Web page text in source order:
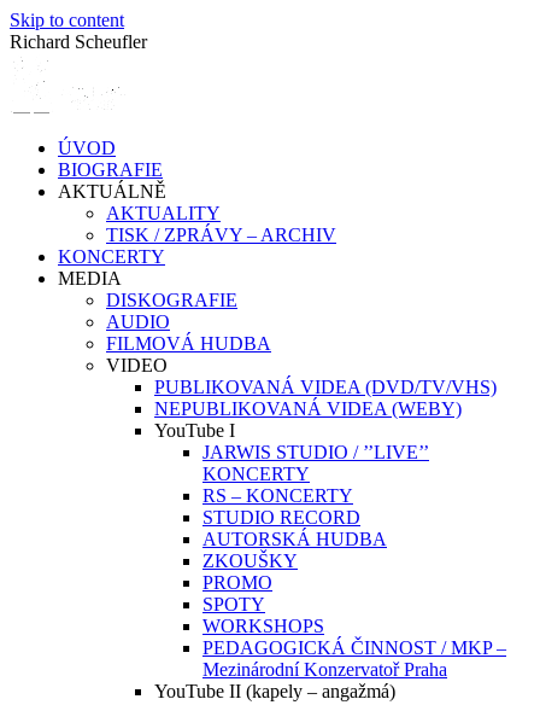
Skip to content
Richard Scheufler
ÚVOD
BIOGRAFIE
AKTUÁLNĚ
AKTUALITY
TISK / ZPRÁVY – ARCHIV
KONCERTY
MEDIA
DISKOGRAFIE
AUDIO
FILMOVÁ HUDBA
VIDEO
PUBLIKOVANÁ VIDEA (DVD/TV/VHS)
NEPUBLIKOVANÁ VIDEA (WEBY)
YouTube I
JARWIS STUDIO / ’’LIVE’’
KONCERTY
RS – KONCERTY
STUDIO RECORD
AUTORSKÁ HUDBA
ZKOUŠKY
PROMO
SPOTY
WORKSHOPS
PEDAGOGICKÁ ČINNOST / MKP –
Mezinárodní Konzervatoř Praha
YouTube II (kapely – angažmá)